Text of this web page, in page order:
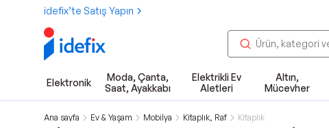
idefix’te Satış Yapın
Elektronik
Moda, Çanta,
Saat, Ayakkabı
Elektrikli Ev
Aletleri
Altın,
Mücevher
Ana sayfa Ev & Yaşam Mobilya Kitaplık, Raf Kitaplık